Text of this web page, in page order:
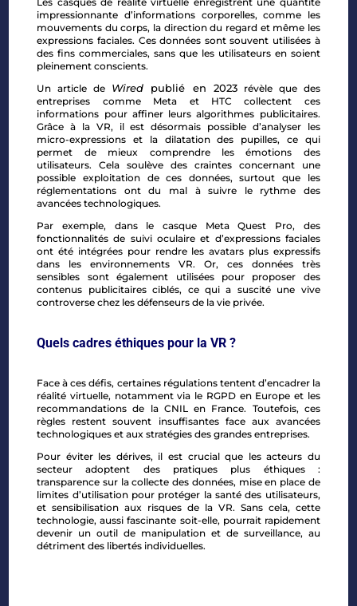
impressionnante d’informations corporelles, comme les
mouvements du corps, la direction du regard et même les
expressions faciales. Ces données sont souvent utilisées à
des fins commerciales, sans que les utilisateurs en soient
pleinement conscients.
Un article de Wired publié en 2023révèle que des
entreprises comme Meta et HTC collectent ces
informations pour affiner leurs algorithmes publicitaires.
Grâce à la VR, il est désormais possible d’analyser les
micro-expressions et la dilatation des pupilles, ce qui
permet de mieux comprendre les émotions des
utilisateurs. Cela soulève des craintes concernant une
possible exploitation de ces données, surtout que les
réglementations ont du mal à suivre le rythme des
avancées technologiques.
Par exemple, dans le casque Meta Quest Pro, des
fonctionnalités de suivi oculaire et d’expressions faciales
ont été intégrées pour rendre les avatars plus expressifs
dans les environnements VR. Or, ces données très
sensibles sont également utilisées pour proposer des
contenus publicitaires ciblés, ce qui a suscité une vive
controverse chez les défenseurs de la vie privée.
Quels cadres éthiques pour la VR ?
Face à ces défis, certaines régulations tentent d’encadrer la
réalité virtuelle, notamment via le RGPD en Europe et les
recommandations de la CNIL en France. Toutefois, ces
règles restent souvent insuffisantes face aux avancées
technologiques et aux stratégies des grandes entreprises.
Pour éviter les dérives, il est crucial que les acteurs du
secteur adoptent des pratiques plus éthiques :
transparence sur la collecte des données, mise en place de
limites d’utilisation pour protéger la santé des utilisateurs,
et sensibilisation aux risques de la VR. Sans cela, cette
technologie, aussi fascinante soit-elle, pourrait rapidement
devenir un outil de manipulation et de surveillance, au
détriment des libertés individuelles.